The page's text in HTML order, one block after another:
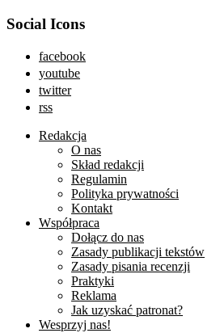
Social Icons
facebook
youtube
twitter
rss
Redakcja
O nas
Skład redakcji
Regulamin
Polityka prywatności
Kontakt
Współpraca
Dołącz do nas
Zasady publikacji tekstów
Zasady pisania recenzji
Praktyki
Reklama
Jak uzyskać patronat?
Wesprzyj nas!